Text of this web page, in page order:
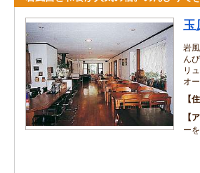
玉
岩
ん
リ
オ
ー